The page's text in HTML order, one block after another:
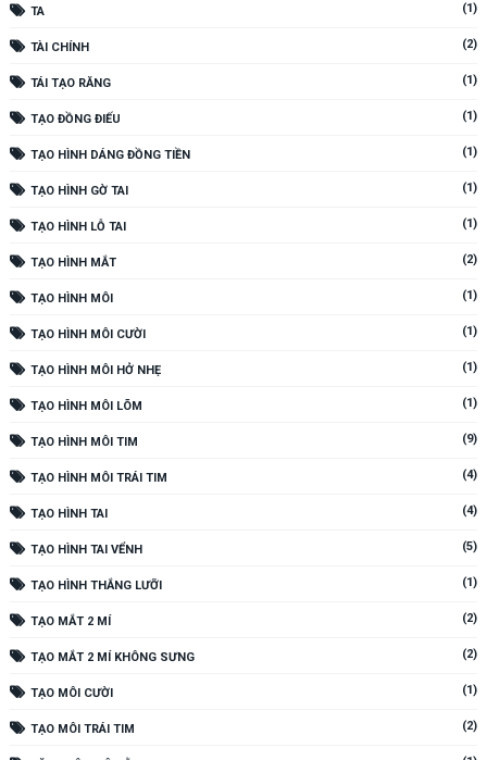
TA (1)
TÀI CHÍNH (2)
TÁI TẠO RĂNG (1)
TẠO ĐỒNG ĐIẾU (1)
TẠO HÌNH DÁNG ĐỒNG TIỀN (1)
TẠO HÌNH GỜ TAI (1)
TẠO HÌNH LỖ TAI (1)
TẠO HÌNH MẮT (2)
TẠO HÌNH MÔI (1)
TẠO HÌNH MÔI CƯỜI (1)
TẠO HÌNH MÔI HỞ NHẸ (1)
TẠO HÌNH MÔI LÕM (1)
TẠO HÌNH MÔI TIM (9)
TẠO HÌNH MÔI TRÁI TIM (4)
TẠO HÌNH TAI (4)
TẠO HÌNH TAI VỂNH (5)
TẠO HÌNH THẮNG LƯỠI (1)
TẠO MẮT 2 MÍ (2)
TẠO MẮT 2 MÍ KHÔNG SƯNG (2)
TẠO MÔI CƯỜI (1)
TẠO MÔI TRÁI TIM (2)